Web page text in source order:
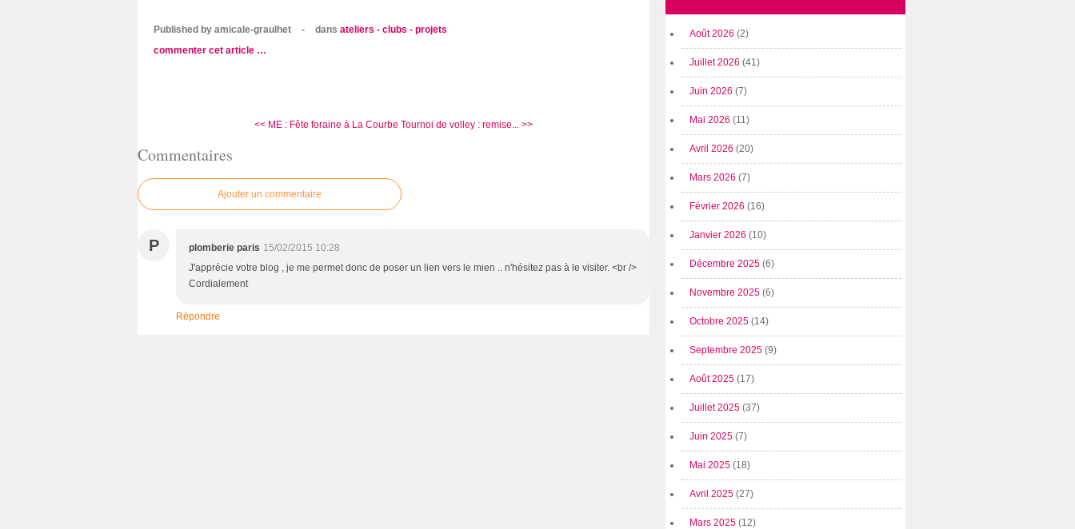
Published by amicale-graulhet - dans ateliers - clubs - projets
commenter cet article …
<< ME : Fête foraine à La Courbe Tournoi de volley : remise... >>
Commentaires
Ajouter un commentaire
P plomberie paris 15/02/2015 10:28
J'apprécie votre blog , je me permet donc de poser un lien vers le mien .. n'hésitez pas à le visiter. <br />
Cordialement
Répondre
Août 2026 (2)
Juillet 2026 (41)
Juin 2026 (7)
Mai 2026 (11)
Avril 2026 (20)
Mars 2026 (7)
Février 2026 (16)
Janvier 2026 (10)
Décembre 2025 (6)
Novembre 2025 (6)
Octobre 2025 (14)
Septembre 2025 (9)
Août 2025 (17)
Juillet 2025 (37)
Juin 2025 (7)
Mai 2025 (18)
Avril 2025 (27)
Mars 2025 (12)